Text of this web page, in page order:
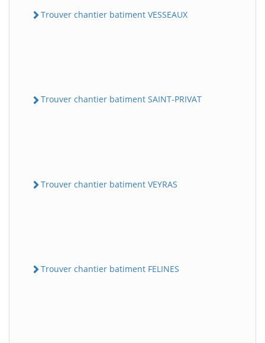
Trouver chantier batiment VESSEAUX
Trouver chantier batiment SAINT-PRIVAT
Trouver chantier batiment VEYRAS
Trouver chantier batiment FELINES